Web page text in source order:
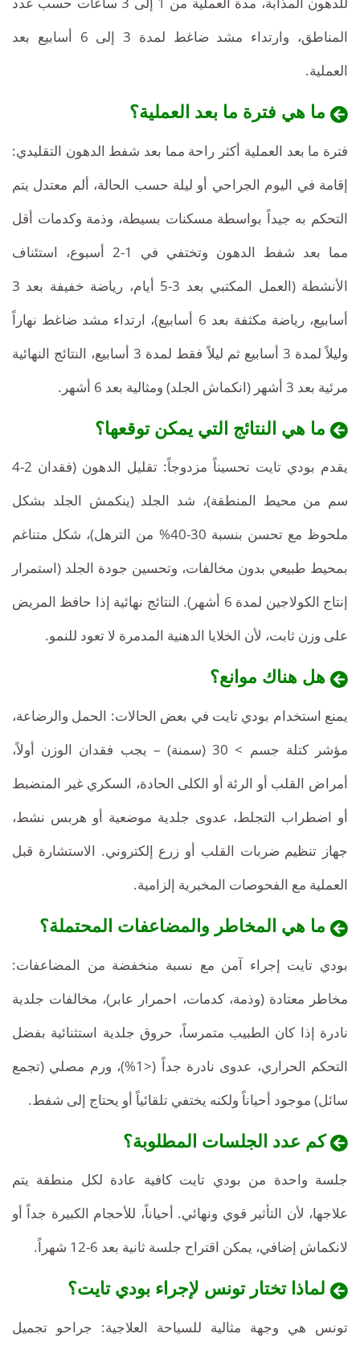
المناطق، وارتداء مشد ضاغط لمدة 3 إلى 6 أسابيع بعد
العملية.
ما هي فترة ما بعد العملية؟
فترة ما بعد العملية أكثر راحة مما بعد شفط الدهون التقليدي:
إقامة في اليوم الجراحي أو ليلة حسب الحالة، ألم معتدل يتم
التحكم به جيداً بواسطة مسكنات بسيطة، وذمة وكدمات أقل
مما بعد شفط الدهون وتختفي في 1-2 أسبوع، استئناف
الأنشطة (العمل المكتبي بعد 3-5 أيام، رياضة خفيفة بعد 3
أسابيع، رياضة مكثفة بعد 6 أسابيع)، ارتداء مشد ضاغط نهاراً
وليلاً لمدة 3 أسابيع ثم ليلاً فقط لمدة 3 أسابيع، النتائج النهائية
مرئية بعد 3 أشهر (انكماش الجلد) ومثالية بعد 6 أشهر.
ما هي النتائج التي يمكن توقعها؟
يقدم بودي تايت تحسيناً مزدوجاً: تقليل الدهون (فقدان 2-4
سم من محيط المنطقة)، شد الجلد (ينكمش الجلد بشكل
ملحوظ مع تحسن بنسبة 30-40% من الترهل)، شكل متناغم
بمحيط طبيعي بدون مخالفات، وتحسين جودة الجلد (استمرار
إنتاج الكولاجين لمدة 6 أشهر). النتائج نهائية إذا حافظ المريض
على وزن ثابت، لأن الخلايا الدهنية المدمرة لا تعود للنمو.
هل هناك موانع؟
يمنع استخدام بودي تايت في بعض الحالات: الحمل والرضاعة،
مؤشر كتلة جسم > 30 (سمنة) – يجب فقدان الوزن أولاً،
أمراض القلب أو الرئة أو الكلى الحادة، السكري غير المنضبط
أو اضطراب التجلط، عدوى جلدية موضعية أو هربس نشط،
جهاز تنظيم ضربات القلب أو زرع إلكتروني. الاستشارة قبل
العملية مع الفحوصات المخبرية إلزامية.
ما هي المخاطر والمضاعفات المحتملة؟
بودي تايت إجراء آمن مع نسبة منخفضة من المضاعفات:
مخاطر معتادة (وذمة، كدمات، احمرار عابر)، مخالفات جلدية
نادرة إذا كان الطبيب متمرساً، حروق جلدية استثنائية بفضل
التحكم الحراري، عدوى نادرة جداً (<1%)، ورم مصلي (تجمع
سائل) موجود أحياناً ولكنه يختفي تلقائياً أو يحتاج إلى شفط.
كم عدد الجلسات المطلوبة؟
جلسة واحدة من بودي تايت كافية عادة لكل منطقة يتم
علاجها، لأن التأثير قوي ونهائي. أحياناً، للأحجام الكبيرة جداً أو
لانكماش إضافي، يمكن اقتراح جلسة ثانية بعد 6-12 شهراً.
ما
تكلفة
بودي
لماذا تختار تونس لإجراء بودي تايت؟
تونس هي وجهة مثالية للسياحة العلاجية: جراحو تجميل